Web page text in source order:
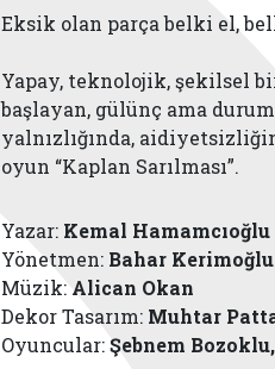
Eksik olan parça belki el,
Yapay, teknolojik, şekilsel
başlayan, gülünç ama
yalnızlığında,
oyun “Kaplan Sarılması”.
Yazar: Kemal Hamamcıoğlu
Yönetmen: Bahar Kerimoğlu
Müzik: Alican Okan
Dekor Tasarım: Muhtar
Oyuncular:Şebnem